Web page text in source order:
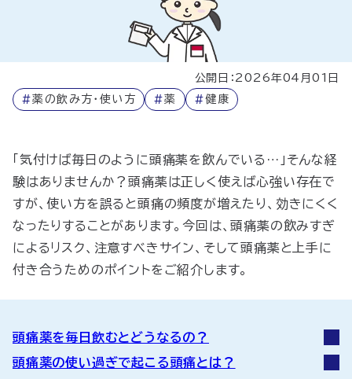
公開日：2026年04月01日
#薬の飲み方・使い方 #薬 #健康
気付けば毎日のように頭痛薬を飲んでいる…」そんな経
験はありませんか？頭痛薬は正しく使えば心強い存在で
すが、使い方を誤ると頭痛の頻度が増えたり、効きにくく
なったりすることがあります。今回は、頭痛薬の飲みすぎ
によるリスク、注意すべきサイン、そして頭痛薬と上手に
付き合うためのポイントをご紹介します。
頭痛薬を毎日飲むとどうなるの？
頭痛薬の使い過ぎで起こる頭痛とは？